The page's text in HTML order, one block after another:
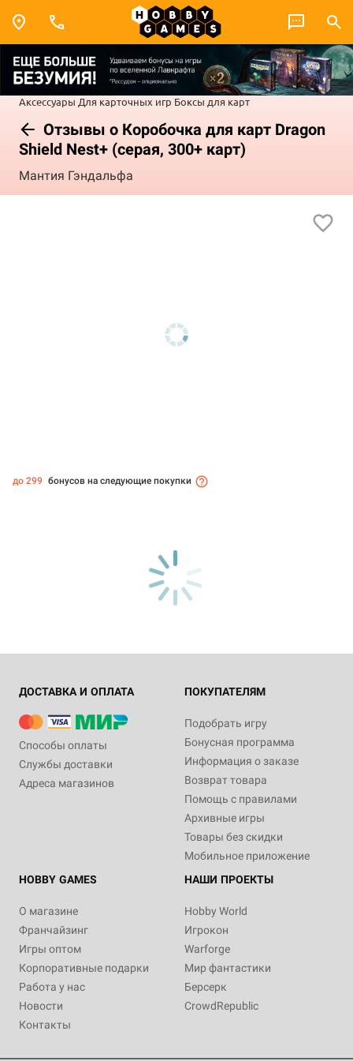
Аксессуары Для карточных игр Боксы для карт
Отзывы о Коробочка для карт Dragon
Shield Nest+ (серая, 300+ карт)
Мантия Гэндальфа
до 299 бонусов на следующие покупки
ДОСТАВКА И ОПЛАТА
Способы оплаты
Службы доставки
Адреса магазинов
ПОКУПАТЕЛЯМ
Подобрать игру
Бонусная программа
Информация о заказе
Возврат товара
Помощь с правилами
Архивные игры
Товары без скидки
Мобильное приложение
HOBBY GAMES
О магазине
Франчайзинг
Игры оптом
Корпоративные подарки
Работа у нас
Новости
Контакты
НАШИ ПРОЕКТЫ
Hobby World
Игрокон
Warforge
Мир фантастики
Берсерк
CrowdRepublic